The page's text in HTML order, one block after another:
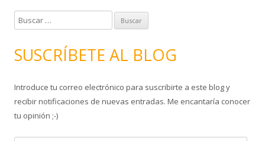
u
c
r
:
SUSCRÍBETE AL BLOG
Introduce tu correo electrónico para suscribirte a este blog y
recibir notificaciones de nuevas entradas. Me encantaría conocer
tu opinión ;-)